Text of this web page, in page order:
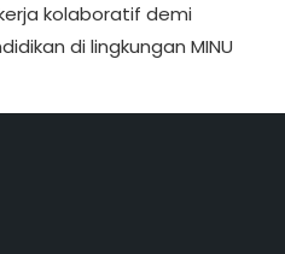
kolaboratif demi
di lingkungan MINU